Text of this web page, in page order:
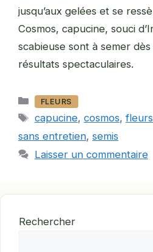
jusqu’aux gelées et se
Cosmos, capucine, souci
scabieuse sont à semer
résultats spectaculaires.
Catégories
FLEURS
Étiquettes
capucine, cosmos,
sans entretien, semis
Laisser un commentaire
Rechercher